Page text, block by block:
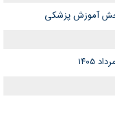
آموزش پزشکی